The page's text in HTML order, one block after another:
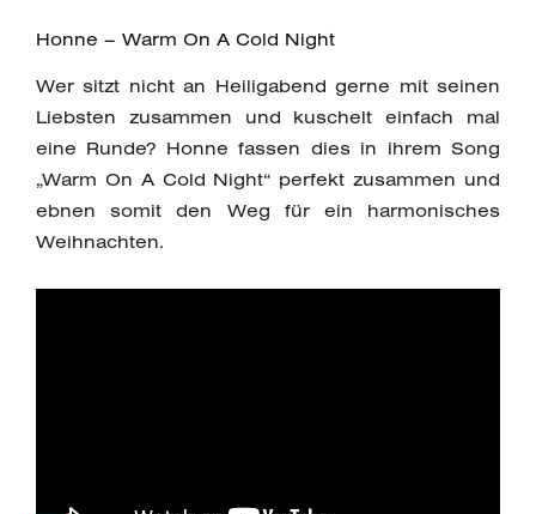
Honne – Warm On A Cold Night
Wer sitzt nicht an Heiligabend gerne mit seinen
Liebsten zusammen und kuschelt einfach mal
eine Runde? Honne fassen dies in ihrem Song
„Warm On A Cold Night“ perfekt zusammen und
ebnen somit den Weg für ein harmonisches
Weihnachten.